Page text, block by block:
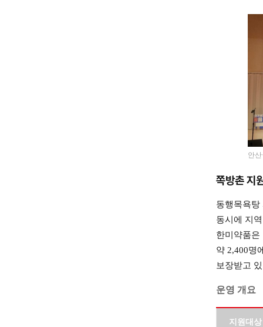
안
쪽방촌 지
동행목욕탕
동시에 지
한미약품은
약 2,400명
보장받고
운영 개요
지원대상